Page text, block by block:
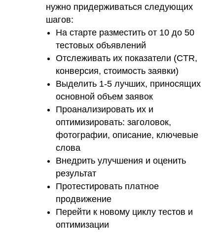
нужно придерживаться следующих
шагов:
На старте разместить от 10 до 50
тестовых объявлений
Отслеживать их показатели (CTR,
конверсия, стоимость заявки)
Выделить 1-5 лучших, приносящих
основной объем заявок
Проанализировать их и
оптимизировать: заголовок,
фотографии, описание, ключевые
слова
Внедрить улучшения и оценить
результат
Протестировать платное
продвижение
Перейти к новому циклу тестов и
оптимизации